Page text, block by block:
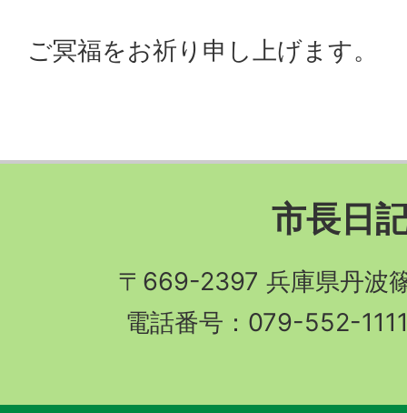
ご冥福をお祈り申し上げます。
市長日
〒669-2397 兵庫県丹波
電話番号：079-552-